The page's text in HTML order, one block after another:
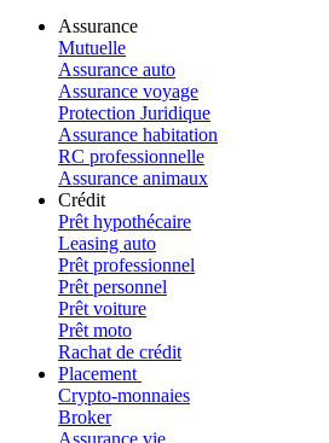
Assurance
Mutuelle
Assurance auto
Assurance voyage
Protection Juridique
Assurance habitation
RC professionnelle
Assurance animaux
Crédit
Prêt hypothécaire
Leasing auto
Prêt professionnel
Prêt personnel
Prêt voiture
Prêt moto
Rachat de crédit
Placement
Crypto-monnaies
Broker
Assurance vie